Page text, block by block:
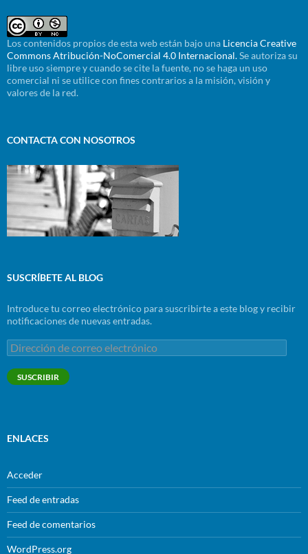
Los contenidos propios de esta web están bajo una Licencia Creative
Commons Atribución-NoComercial 4.0 Internacional.Se autoriza su
libre uso siempre y cuando se cite la fuente, no se haga un uso
comercial ni se utilice con fines contrarios a la misión, visión y
valores de la red.
CONTACTA CON NOSOTROS
SUSCRÍBETE AL BLOG
Introduce tu correo electrónico para suscribirte a este blog y recibir
notificaciones de nuevas entradas.
Dirección
de
correo
electrónico
SUSCRIBIR
ENLACES
Acceder
Feed de entradas
Feed de comentarios
WordPress.org